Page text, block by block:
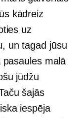
kādreiz
uz
un tagad jūsu
malā
jūdžu
šajās
iespēja